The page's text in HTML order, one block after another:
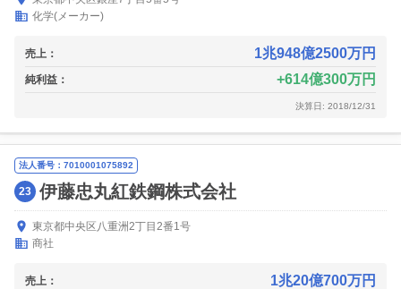
化学(メーカー)
売上： 1兆948億2500万円
純利益： 614億300万円
決算日: 2018/12/31
法人番号：7010001075892
23 伊藤忠丸紅鉄鋼株式会社
東京都中央区八重洲2丁目2番1号
商社
売上： 1兆20億700万円